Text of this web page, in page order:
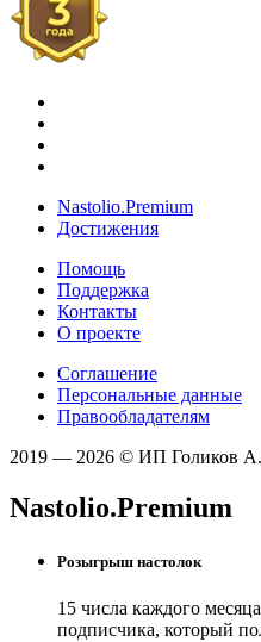
Nastolio.Premium
Достижения
Помощь
Поддержка
Контакты
О проекте
Соглашение
Персональные данные
Правообладателям
2019 — 2026 © ИП Голиков
Nastolio.Premium
Розыгрыш настолок
15 числа каждого
подписчика, который